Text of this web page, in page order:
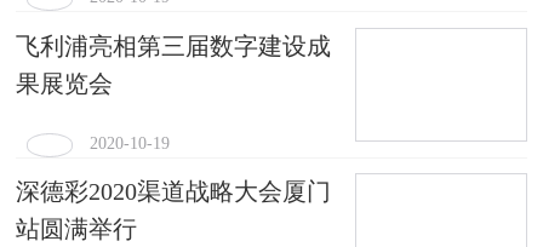
飞利浦亮相第三届数字建设成
果展览会
2020-10-19
深德彩2020渠道战略大会厦门
站圆满举行